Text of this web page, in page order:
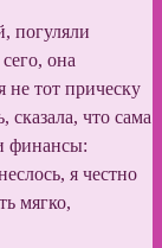
погуляли
она
не тот прическу
сказала, что сама
финансы:
я честно
мягко,